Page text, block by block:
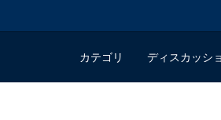
カテゴリ ディスカッシ